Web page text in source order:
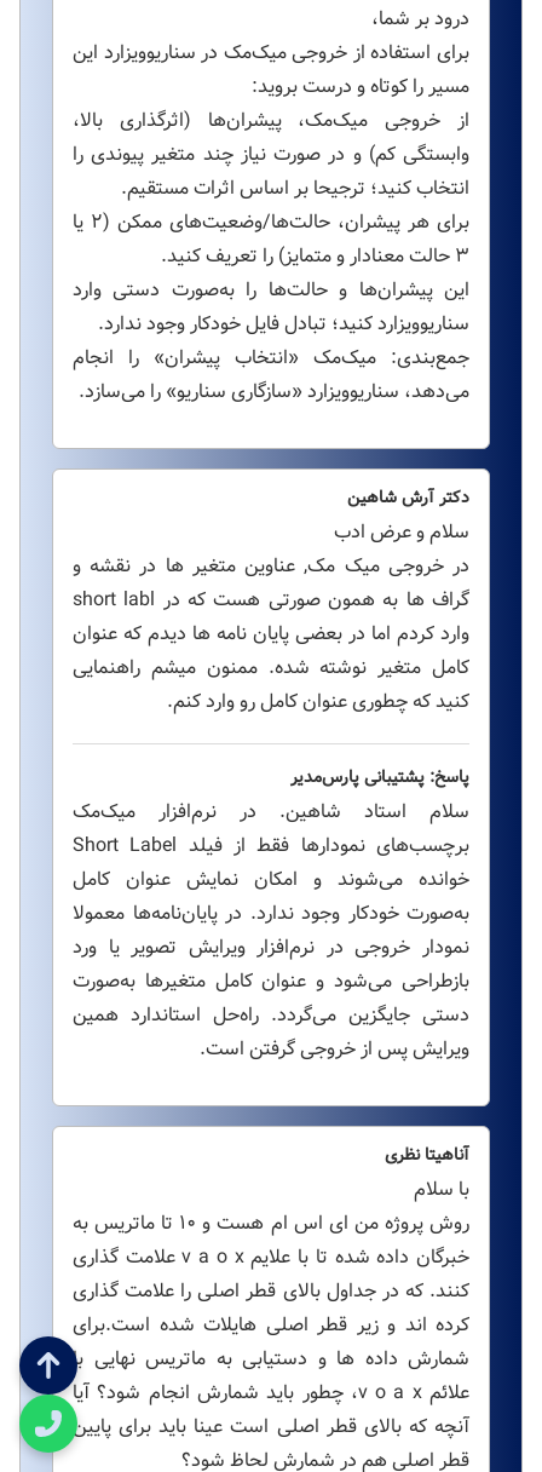
درود بر شما،
برای استفاده از خروجی میک‌مک در سناریوویزارد این
مسیر را کوتاه و درست بروید:
از خروجی میک‌مک، پیشران‌ها (اثرگذاری بالا،
وابستگی کم) و در صورت نیاز چند متغیر پیوندی را
انتخاب کنید؛ ترجیحا بر اساس اثرات مستقیم.
برای هر پیشران، حالت‌ها/وضعیت‌های ممکن (۲ یا
۳ حالت معنادار و متمایز) را تعریف کنید.
این پیشران‌ها و حالت‌ها را به‌صورت دستی وارد
سناریوویزارد کنید؛ تبادل فایل خودکار وجود ندارد.
جمع‌بندی: میک‌مک «انتخاب پیشران» را انجام
می‌دهد، سناریوویزارد «سازگاری سناریو» را می‌سازد.
دکتر آرش شاهین
سلام و عرض ادب
در خروجی میک مک, عناوین متغیر ها در نقشه و
گراف ها به همون صورتی هست که در short labl
وارد کردم اما در بعضی پایان نامه ها دیدم که عنوان
کامل متغیر نوشته شده. ممنون میشم راهنمایی
کنید که چطوری عنوان کامل رو وارد کنم.
پاسخ: پشتیبانی پارس‌مدیر
سلام استاد شاهین. در نرم‌افزار میک‌مک
برچسب‌های نمودارها فقط از فیلد Short Label
خوانده می‌شوند و امکان نمایش عنوان کامل
به‌صورت خودکار وجود ندارد. در پایان‌نامه‌ها معمولا
نمودار خروجی در نرم‌افزار ویرایش تصویر یا ورد
بازطراحی می‌شود و عنوان کامل متغیرها به‌صورت
دستی جایگزین می‌گردد. راه‌حل استاندارد همین
ویرایش پس از خروجی گرفتن است.
آناهیتا نظری
با سلام
روش پروژه من ای اس ام هست و ۱۰ تا ماتریس به
خبرگان داده شده تا با علایم v a o x علامت گذاری
کنند. که در جداول بالای قطر اصلی را علامت گذاری
کرده اند و زیر قطر اصلی هایلات شده است.برای
شمارش داده ها و دستیابی به ماتریس نهایی با
علائم v o a x، چطور باید شمارش انجام شود؟ آیا
آنچه که بالای قطر اصلی است عینا باید برای پایین
قطر اصلی هم در شمارش لحاظ شود؟